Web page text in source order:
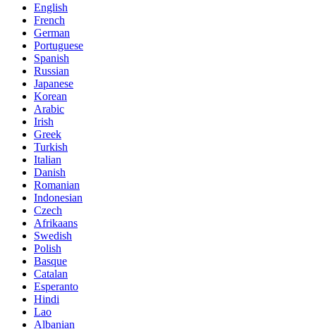
English
French
German
Portuguese
Spanish
Russian
Japanese
Korean
Arabic
Irish
Greek
Turkish
Italian
Danish
Romanian
Indonesian
Czech
Afrikaans
Swedish
Polish
Basque
Catalan
Esperanto
Hindi
Lao
Albanian